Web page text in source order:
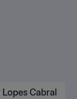
Cabral